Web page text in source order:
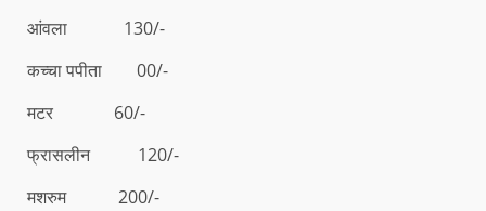
आंवला 130/-
कच्चा पपीता 00/-
मटर 60/-
फ्रासलीन 120/-
मशरुम 200/-